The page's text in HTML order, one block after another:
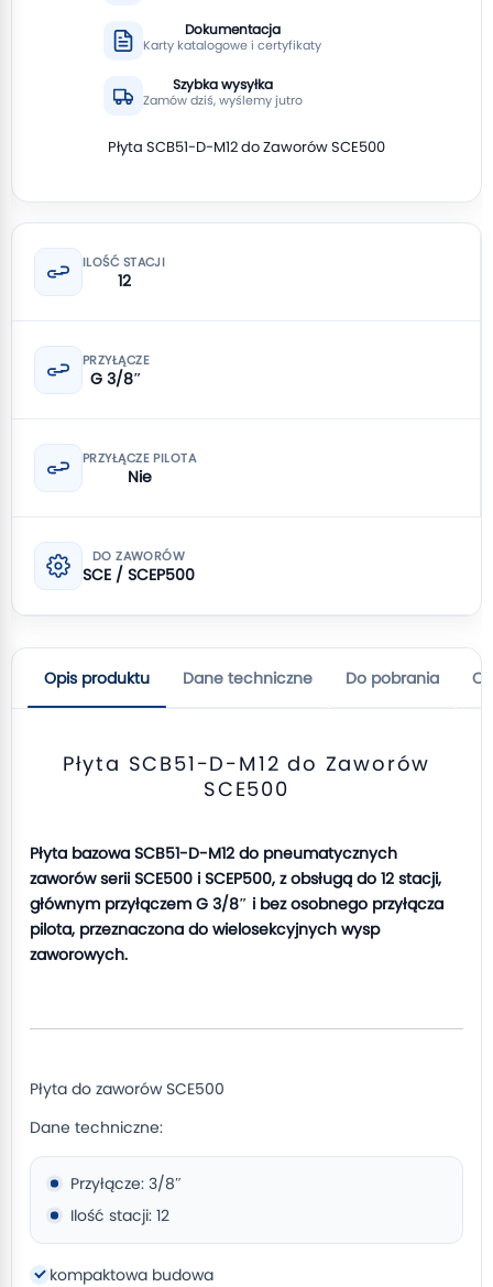
Dokumentacja
Karty katalogowe i certyfikaty
Szybka wysyłka
Zamów dziś, wyślemy jutro
Płyta SCB51-D-M12 do Zaworów SCE500
ILOŚĆ STACJI
12
PRZYŁĄCZE
G 3/8″
PRZYŁĄCZE PILOTA
Nie
DO ZAWORÓW
SCE / SCEP500
Opis produktu Dane techniczne Do pobrania
Płyta SCB51-D-M12 do Zaworów
SCE500
Płyta bazowa SCB51-D-M12 do pneumatycznych
zaworów serii SCE500 i SCEP500, z obsługą do 12 stacji,
głównym przyłączem G 3/8″ i bez osobnego przyłącza
pilota, przeznaczona do wielosekcyjnych wysp
zaworowych.
Płyta do zaworów SCE500
Dane techniczne:
Przyłącze: 3/8″
Ilość stacji: 12
kompaktowa budowa